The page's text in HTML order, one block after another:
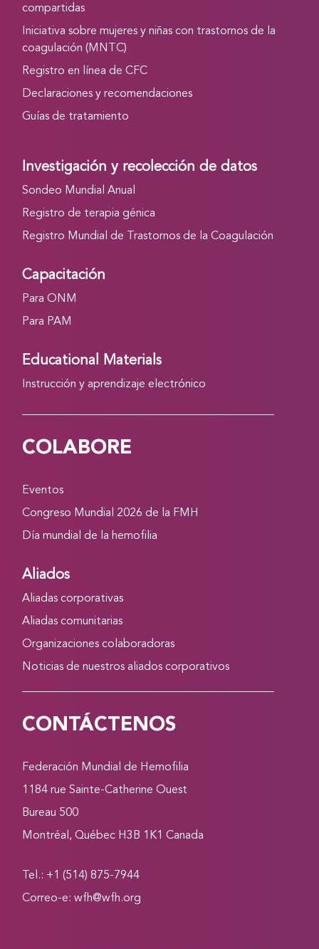
compartidas
Iniciativa sobre mujeres y niñas con trastornos de la
coagulación (MNTC)
Registro en línea de CFC
Declaraciones y recomendaciones
Guías de tratamiento
Investigación y recolección de datos
Sondeo Mundial Anual
Registro de terapia génica
Registro Mundial de Trastornos de la Coagulación
Capacitación
Para ONM
Para PAM
Educational Materials
Instrucción y aprendizaje electrónico
COLABORE
Eventos
Congreso Mundial 2026 de la FMH
Día mundial de la hemofilia
Aliados
Aliadas corporativas
Aliadas comunitarias
Organizaciones colaboradoras
Noticias de nuestros aliados corporativos
CONTÁCTENOS
Federación Mundial de Hemofilia
1184 rue Sainte-Catherine Ouest
Bureau 500
Montréal, Québec H3B 1K1 Canada
Tel.: +1 (514) 875-7944
Correo-e:wfh@wfh.org